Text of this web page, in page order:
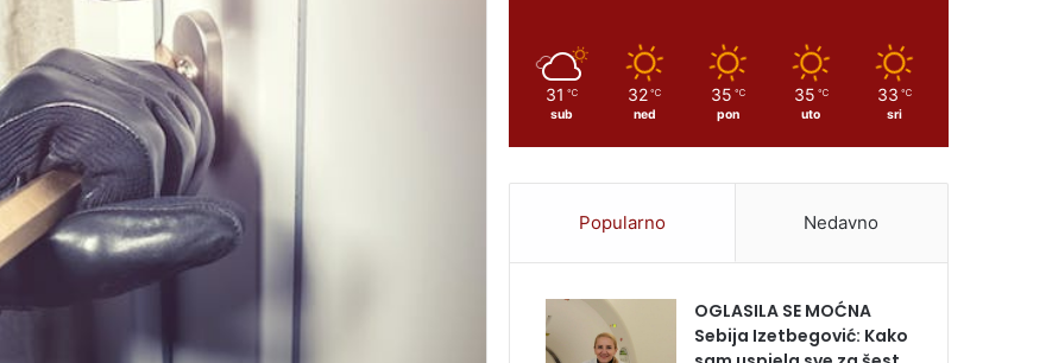
31 ℃
sub
32 ℃
ned
35 ℃
pon
35 ℃
uto
33 ℃
sri
Popularno Nedavno
OGLASILA SE MOĆNA
Sebija Izetbegović: Kako